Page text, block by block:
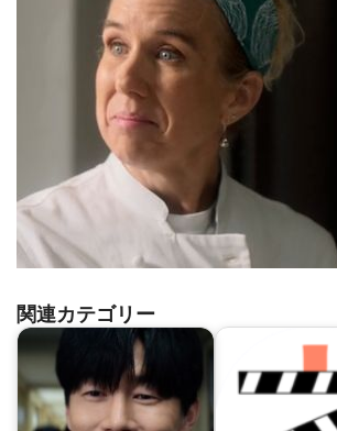
関連カテゴリー